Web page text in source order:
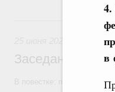
4.
в
Заседание
В повестке: проекты